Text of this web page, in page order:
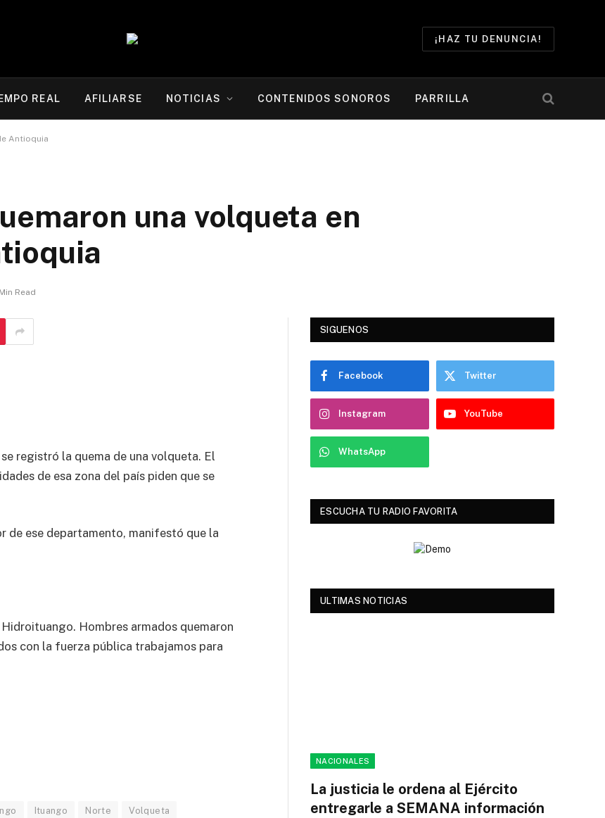
¡HAZ TU DENUNCIA!
REAL AFILIARSE NOTICIAS CONTENIDOS SONOROS PARRILLA
Antioquia
una volqueta en
Read
registró la quema de una volqueta. El
de esa zona del país piden que se
de ese departamento, manifestó que la
Hombres armados quemaron
con la fuerza pública trabajamos para
Ituango Norte Volqueta
SIGUENOS
Facebook Twitter
Instagram YouTube
WhatsApp
ESCUCHA TU RADIO FAVORITA
ULTIMAS NOTICIAS
NACIONALES
La justicia le ordena al Ejército
entregarle a SEMANA información